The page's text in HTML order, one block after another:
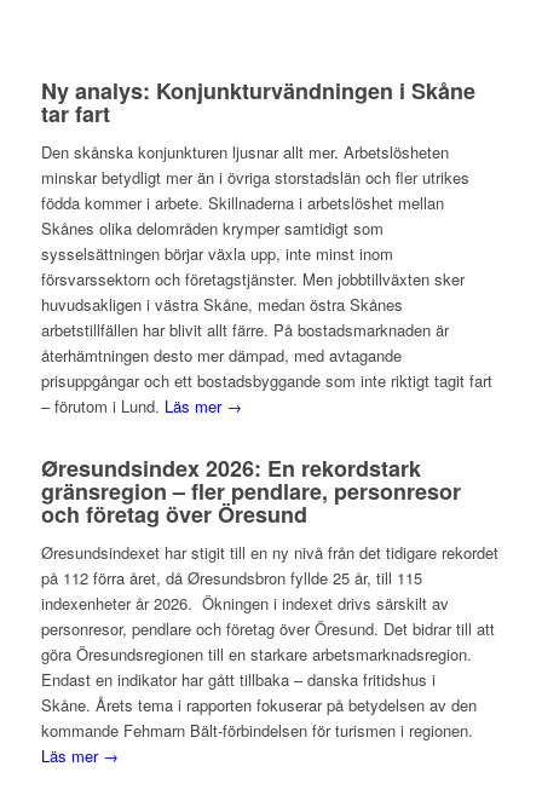
Ny analys: Konjunkturvändningen i Skåne
tar fart
Den skånska konjunkturen ljusnar allt mer. Arbetslösheten
minskar betydligt mer än i övriga storstadslän och fler utrikes
födda kommer i arbete. Skillnaderna i arbetslöshet mellan
Skånes olika delområden krymper samtidigt som
sysselsättningen börjar växla upp, inte minst inom
försvarssektorn och företagstjänster. Men jobbtillväxten sker
huvudsakligen i västra Skåne, medan östra Skånes
arbetstillfällen har blivit allt färre. På bostadsmarknaden är
återhämtningen desto mer dämpad, med avtagande
prisuppgångar och ett bostadsbyggande som inte riktigt tagit fart
– förutom i Lund. Läs mer →
Øresundsindex 2026: En rekordstark
gränsregion – fler pendlare, personresor
och företag över Öresund
Øresundsindexet har stigit till en ny nivå från det tidigare rekordet
på 112 förra året, då Øresundsbron fyllde 25 år, till 115
indexenheter år 2026. Ökningen i indexet drivs särskilt av
personresor, pendlare och företag över Öresund. Det bidrar till att
göra Öresundsregionen till en starkare arbetsmarknadsregion.
Endast en indikator har gått tillbaka – danska fritidshus i
Skåne. Årets tema i rapporten fokuserar på betydelsen av den
kommande Fehmarn Bält-förbindelsen för turismen i regionen.
Läs mer →